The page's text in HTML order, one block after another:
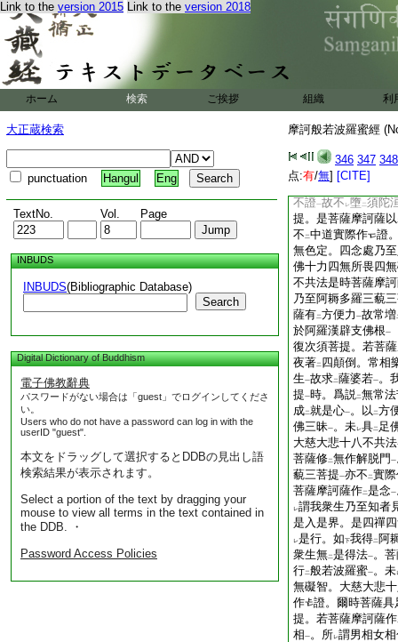
Link to the version 2015 Link to the version 2018
ホーム 検索 ご挨拶 組織 利
大正蔵検索
punctuation Hangul Eng
TextNo. Vol. Page
INBUDS
INBUDS(Bibliographic Database)
Search
Digital Dictionary of Buddhism
電子佛教辭典
パスワードがない場合は「guest」でログインしてくださ
い。
Users who do not have a password can log in with the
userID "guest".
本文をドラッグして選択するとDDBの見出し語
検索結果が表示されます。
Select a portion of the text by dragging your
mouse to view all terms in the text contained in
the DDB. ・
Password Access Policies
摩訶般若波羅蜜經
346 347 348
点:有/無] [CITE]
レ捨
一切衆
有法中一 我應當
度
解脱門無作解脱門一
訶薩。成 就方便力
所レ謂内空乃至無法
諸衆生長夜行二我相
得法
一。爲
藐三菩提一 19 時當
門無相無作解脱門
不證一故不 レ墮 二須陀
提。是菩薩摩訶薩以
不 二中道實際作
證
無色定。四念處乃
佛十力四無所畏四
不共法是時菩薩摩
乃至阿耨多羅三藐
薩有二方便力 一故常増
於阿羅漢辟支佛根一
復次須菩提。若菩
夜著二 四顛倒。常相
生一故求二薩婆若一。
提一時。爲説二無常
成二就是心一。以 二方
佛三昧一。未レ具二 足
大慈大悲十八不共法
菩薩修二無作解脱門 一
藐三菩提一亦不 二實
菩薩摩訶薩作二是念一
レ謂我衆生乃至知者
是入是界。是四禪
レ是行。如下我得二 阿
衆生無二是得法一。
行二般若波羅蜜一。未
無礙智。大慈大悲
作
證。爾時菩薩具
提。若菩薩摩訶薩作
相一。所レ謂男相女